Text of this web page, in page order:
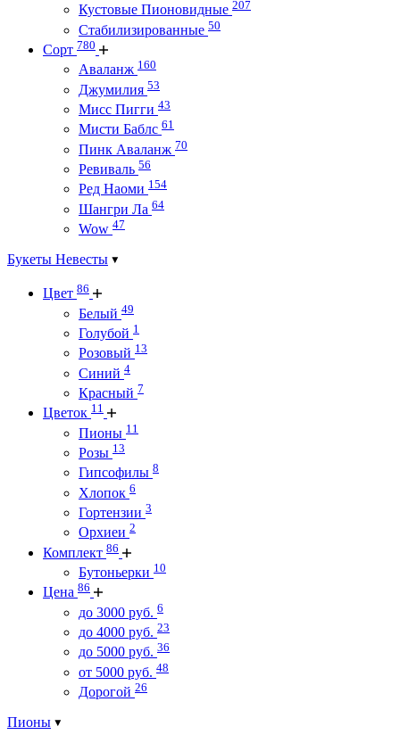
Кустовые Пионовидные 207
Стабилизированные 50
Сорт 780
Аваланж 160
Джумилия 53
Мисс Пигги 43
Мисти Баблс 61
Пинк Аваланж 70
Ревиваль 56
Ред Наоми 154
Шангри Ла 64
Wow 47
Букеты Невесты
Цвет 86
Белый 49
Голубой 1
Розовый 13
Синий 4
Красный 7
Цветок 11
Пионы 11
Розы 13
Гипсофилы 8
Хлопок 6
Гортензии 3
Орхиеи 2
Комплект 86
Бутоньерки 10
Цена 86
до 3000 руб. 6
до 4000 руб. 23
до 5000 руб. 36
от 5000 руб. 48
Дорогой 26
Пионы